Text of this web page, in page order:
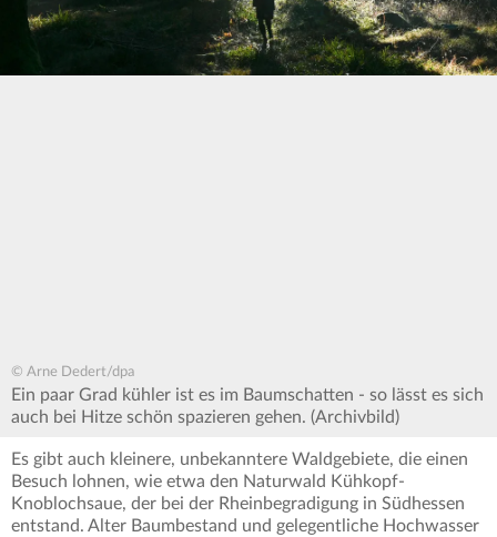
© Arne Dedert/dpa
Ein paar Grad kühler ist es im Baumschatten - so lässt es sich
auch bei Hitze schön spazieren gehen. (Archivbild)
Es gibt auch kleinere, unbekanntere Waldgebiete, die einen
Besuch lohnen, wie etwa den Naturwald Kühkopf-
Knoblochsaue, der bei der Rheinbegradigung in Südhessen
entstand. Alter Baumbestand und gelegentliche Hochwasser